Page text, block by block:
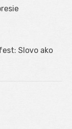
Slovo ako